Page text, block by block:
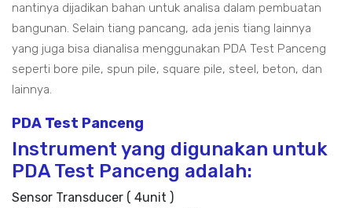
nantinya dijadikan bahan untuk analisa dalam pembuatan
bangunan. Selain tiang pancang, ada jenis tiang lainnya
yang juga bisa dianalisa menggunakan PDA Test Panceng
seperti bore pile, spun pile, square pile, steel, beton, dan
lainnya.
PDA Test Panceng
Instrument yang digunakan untuk
PDA Test Panceng adalah:
Sensor Transducer ( 4unit )